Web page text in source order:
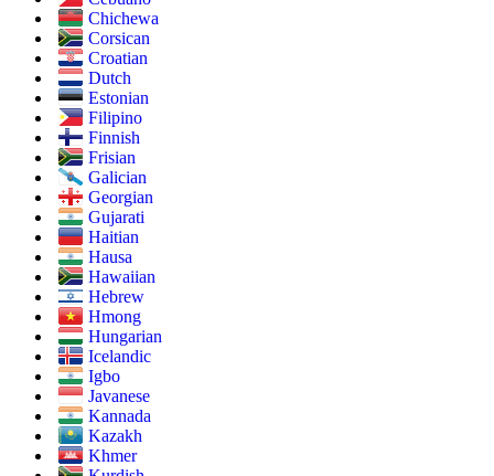
Chichewa
Corsican
Croatian
Dutch
Estonian
Filipino
Finnish
Frisian
Galician
Georgian
Gujarati
Haitian
Hausa
Hawaiian
Hebrew
Hmong
Hungarian
Icelandic
Igbo
Javanese
Kannada
Kazakh
Khmer